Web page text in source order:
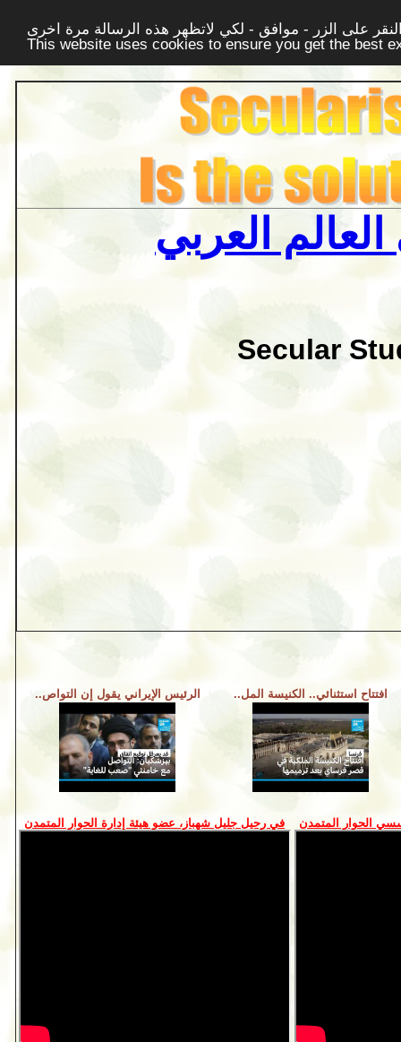
على الزر - موافق - لكي لاتظهر هذه الرسالة مرة اخرى -
This website uses cookies to ensure you get the best
العربي
Secular
الرئيس الإيراني يقول إن التواص.. افتتاح استثنائي.. الكنيسة المل..
في رحيل جليل شهباز، عضو هيئة إدارة الحوار المتمدن الحوار المتمدن